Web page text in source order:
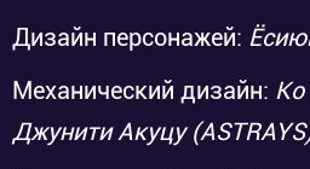
Дизайн персонажей:
Механический дизайн: Ко
Джунити Акуцу